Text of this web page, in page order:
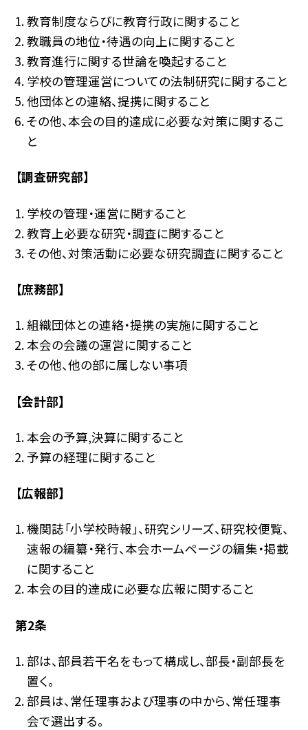
教育制度ならびに教育行政に関すること
教職員の地位・待遇の向上に関すること
教育進行に関する世論を喚起すること
学校の管理運営についての法制研究に関すること
他団体との連絡、提携に関すること
その他、本会の目的達成に必要な対策に関するこ
と
【調査研究部】
学校の管理・運営に関すること
教育上必要な研究・調査に関すること
その他、対策活動に必要な研究調査に関すること
【庶務部】
組織団体との連絡・提携の実施に関すること
本会の会議の運営に関すること
その他、他の部に属しない事項
【会計部】
本会の予算,決算に関すること
予算の経理に関すること
【広報部】
機関誌「小学校時報」、研究シリーズ、研究校便覧、
速報の編纂・発行、本会ホームページの編集・掲載
に関すること
本会の目的達成に必要な広報に関すること
第2条
部は、部員若干名をもって構成し、部長・副部長を
置く。
部員は、常任理事および理事の中から、常任理事
会で選出する。